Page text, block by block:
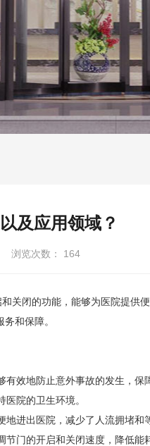
及应用领域？
览次数： 164
闭的功能，能够为医院提供
和保障。
效地防止意外事故的发生，保
院的卫生环境。
进出医院，减少了人流拥堵和
门的开启和关闭速度，降低能